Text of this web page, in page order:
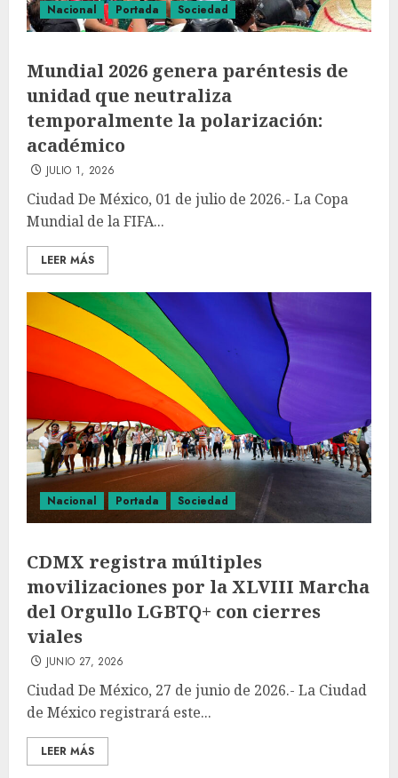
Nacional Portada Sociedad
Mundial 2026 genera paréntesis de
unidad que neutraliza
temporalmente la polarización:
académico
JULIO 1, 2026
Ciudad De México, 01 de julio de 2026.- La Copa
Mundial de la FIFA...
LEER MÁS
Nacional Portada Sociedad
CDMX registra múltiples
movilizaciones por la XLVIII Marcha
del Orgullo LGBTQ+ con cierres
viales
JUNIO 27, 2026
Ciudad De México, 27 de junio de 2026.- La Ciudad
de México registrará este...
LEER MÁS